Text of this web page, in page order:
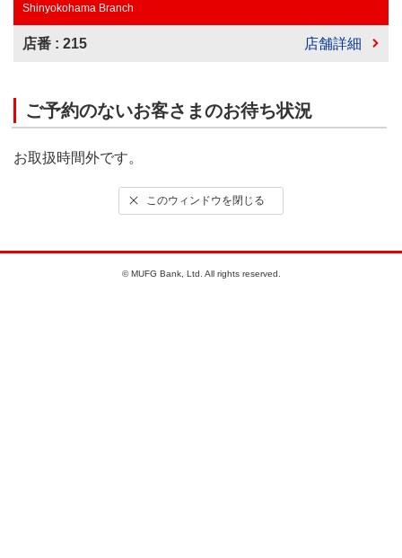
Shinyokohama Branch
店番 : 215 店舗詳細
ご予約のないお客さまのお待ち状況
お取扱時間外です。
このウィンドウを閉じる
© MUFG Bank, Ltd. All rights reserved.